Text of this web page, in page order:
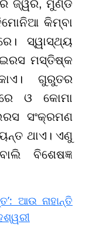
ଜ୍ୱର, ମୁଣ୍ଡ
କିମ୍ବା
ସ୍ୱାସ୍ଥ୍ୟ
ମସ୍ତିଷ୍କ
ଗୁରୁତର
ଓ କୋମା
ସଂକ୍ରମଣ
ଥାଏ। ଏଣୁ
ବିଶେଷଜ୍ଞ
ଆଉ ନାହାନ୍ତି